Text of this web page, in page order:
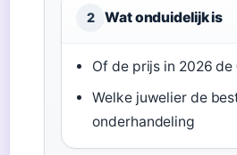
2 Wat onduidelijk is
Of de prijs in 2026
Welke juwelier de
onderhandeling